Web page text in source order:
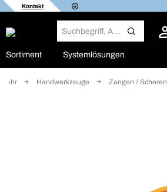
Kontakt
Sortiment Systemlösungen
Handwerkzeuge Zangen / Scheren